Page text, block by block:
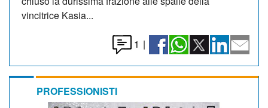
vincitrice Kasia...
1 |
PROFESSIONISTI